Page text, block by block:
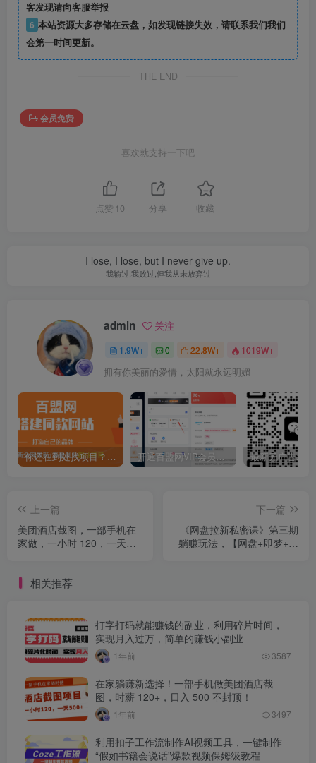
客发现请向客服举报
6 本站资源大多存储在云盘，如发现链接失效，请联系我们我们
会第一时间更新。
THE END
会员免费
喜欢就支持一下吧
点赞 10 分享 收藏
I lose, I lose, but I never give up.
我输过,我败过,但我从未放弃过
admin 关注
1.9W+ 0 22.8W+ 1019W+
拥有你美丽的爱情，太阳就永远明媚
你还在到处找项目？还在当韭菜？我靠卖项目一个月收入5万+，曾经我也是个失败者。 开通百盟网VIP会员，尊享全站资源免费下载，享70%的推广提成！！【限时五折优惠】
上一篇
美团酒店截图，一部手机在
家做，一小时 120，一天
下一篇
《网盘拉新私密课》第三期
躺赚玩法，【网盘+即梦+小
相关推荐
打字打码就能赚钱的副业，利用碎片时间，
实现月入过万，简单的赚钱小副业
1年前 3587
在家躺赚新选择！一部手机做美团酒店截
图，时薪 120+，日入 500 不封顶！
1年前 3497
利用扣子工作流制作AI视频工具，一键制作
“假如书籍会说话”爆款视频保姆级教程